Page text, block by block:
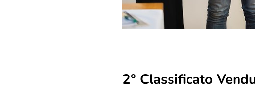
2° Classificato